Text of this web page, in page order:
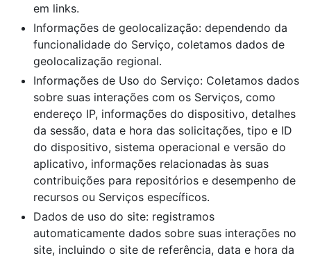
em links.
Informações de geolocalização: dependendo da
funcionalidade do Serviço, coletamos dados de
geolocalização regional.
Informações de Uso do Serviço: Coletamos dados
sobre suas interações com os Serviços, como
endereço IP, informações do dispositivo, detalhes
da sessão, data e hora das solicitações, tipo e ID
do dispositivo, sistema operacional e versão do
aplicativo, informações relacionadas às suas
contribuições para repositórios e desempenho de
recursos ou Serviços específicos.
Dados de uso do site: registramos
automaticamente dados sobre suas interações no
site, incluindo o site de referência, data e hora da